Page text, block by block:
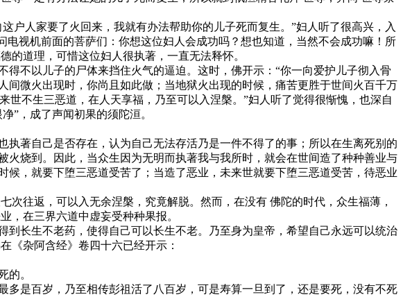
户人家要了火回来，我就有办法帮助你的儿子死而复生。”妇人听了很高兴，入
视机前面的菩萨们：你想这位妇人会成功吗？想也知道，当然不会成功嘛！所
的道理，可惜这位妇人很执著，一直无法释怀。
不以儿子的尸体来挡住火气的逼迫。这时，佛开示：“你一向爱护儿子彻入骨
微火出现时，你尚且如此做；当地狱火出现的时候，痛苦更胜于世间火百千万
不生三恶道，在人天享福，乃至可以入涅槃。”妇人听了觉得很惭愧，也深自
”，成了声闻初果的须陀洹。
著自己是否存在，认为自己无法存活乃是一件不得了的事；所以在生离死别的
烧到。因此，当众生因为无明而执著我与我所时，就会在世间造了种种善业与
，就要下堕三恶道受苦了；当造了恶业，未来世就要下堕三恶道受苦，待恶业
往返，可以入无余涅槃，究竟解脱。然而，在没有 佛陀的时代，众生福薄，
，在三界六道中虚妄受种种果报。
长生不老药，使得自己可以长生不老。乃至身为皇帝，希望自己永远可以统治
《杂阿含经》卷四十六已经开示：
的。
是百岁，乃至相传彭祖活了八百岁，可是寿算一旦到了，还是要死，没有不死